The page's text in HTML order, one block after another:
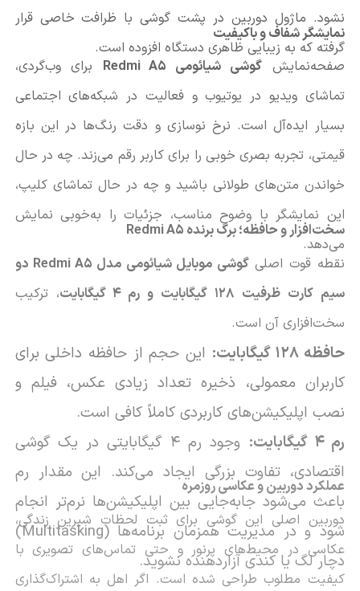
نشود. ماژول دوربین در پشت گوشی با ظرافت خاصی قرار
گرفته که به زیبایی ظاهری دستگاه افزوده است.
نمایشگر شفاف و باکیفیت
صفحه‌نمایشگوشی شیائومی Redmi A5
برای وب‌گردی،
تماشای ویدیو در یوتیوب و فعالیت در شبکه‌های اجتماعی
بسیار ایده‌آل است. نرخ نوسازی و دقت رنگ‌ها در این بازه
قیمتی، تجربه بصری خوبی را برای کاربر رقم می‌زند. چه در حال
خواندن متن‌های طولانی باشید و چه در حال تماشای کلیپ،
این نمایشگر با وضوح مناسب، جزئیات را به‌خوبی نمایش
می‌دهد.
سخت‌افزار و حافظه؛ برگ برنده Redmi A5
نقطه قوت اصلی
گوشی موبایل شیائومی مدل Redmi A5 دو
سیم کارت ظرفیت 128 گیگابایت و رم 4 گیگابایت
، ترکیب
سخت‌افزاری آن است.
حافظه 128 گیگابایت:
این حجم از حافظه داخلی برای
کاربران معمولی، ذخیره تعداد زیادی عکس، فیلم و
نصب اپلیکیشن‌های کاربردی کاملاً کافی است.
رم 4 گیگابایت:
وجود رم 4 گیگابایتی در یک گوشی
اقتصادی، تفاوت بزرگی ایجاد می‌کند. این مقدار رم
باعث می‌شود جابه‌جایی بین اپلیکیشن‌ها نرم‌تر انجام
شود و در مدیریت همزمان برنامه‌ها (Multitasking)
دچار لگ یا کندی آزاردهنده نشوید.
عملکرد دوربین و عکاسی روزمره
دوربین اصلی این گوشی برای ثبت لحظات شیرین زندگی،
عکاسی در محیط‌های پرنور و حتی تماس‌های تصویری با
کیفیت مطلوب طراحی شده است. اگر اهل به اشتراک‌گذاری